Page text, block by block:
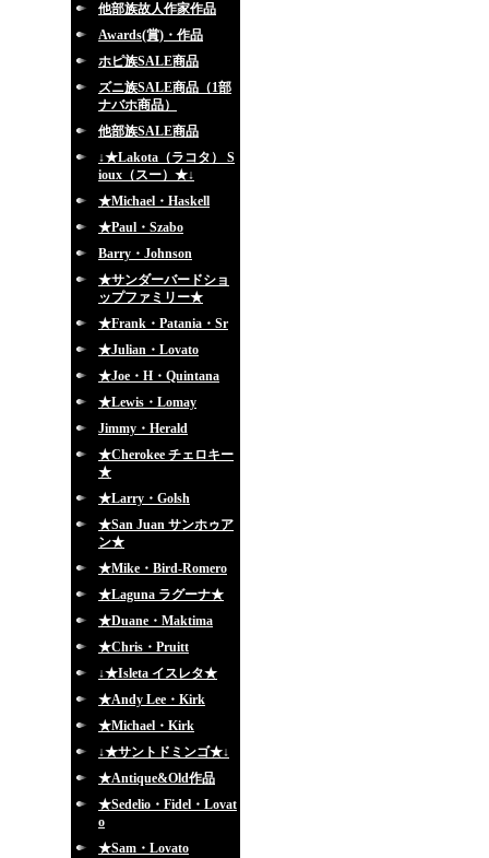
他部族故人作家作品
Awards(賞)・作品
ホピ族SALE商品
ズニ族SALE商品（1部
ナバホ商品）
他部族SALE商品
↓★Lakota（ラコタ） S
ioux（スー）★↓
★Michael・Haskell
★Paul・Szabo
Barry・Johnson
★サンダーバードショ
ップファミリー★
★Frank・Patania・Sr
★Julian・Lovato
★Joe・H・Quintana
★Lewis・Lomay
Jimmy・Herald
★Cherokee チェロキー
★
★Larry・Golsh
★San Juan サンホゥア
ン★
★Mike・Bird-Romero
★Laguna ラグーナ★
★Duane・Maktima
★Chris・Pruitt
↓★Isleta イスレタ★
★Andy Lee・Kirk
★Michael・Kirk
↓★サントドミンゴ★↓
★Antique&Old作品
★Sedelio・Fidel・Lovat
o
★Sam・Lovato